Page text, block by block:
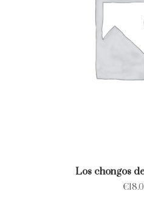
Los chongos
€